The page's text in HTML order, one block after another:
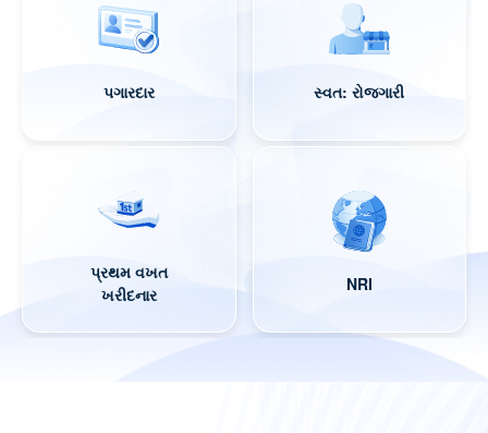
પગારદાર સ્વત: રોજગારી
પ્રથમ વખત
ખરીદનાર
NRI